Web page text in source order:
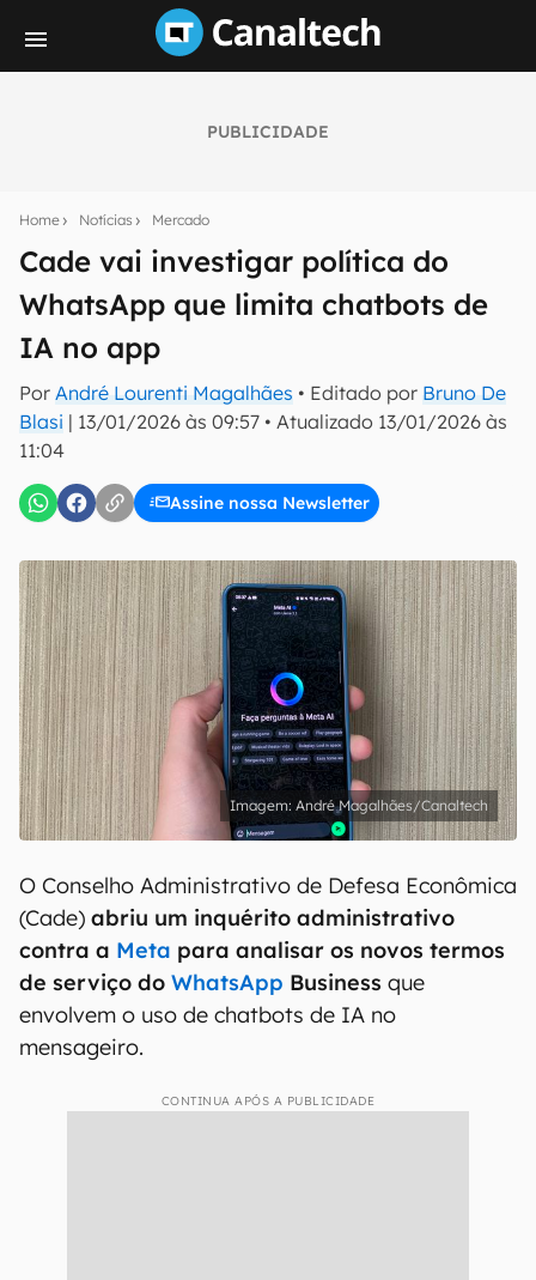
PUBLICIDADE
Home Notícias Mercado
Cade vai investigar política do
WhatsApp que limita chatbots de
IA no app
Por André Lourenti Magalhães • Editado por Bruno De
Blasi | 13/01/2026 às 09:57 • Atualizado 13/01/2026 às
11:04
Assine nossa Newsletter
notícias e reviews sobre tecnologia em primeira
mão.
E-mail
inscreva-se
Uso e Política de Privacidade do Canaltech.
André Magalhães/Canaltech
O Conselho Administrativo de Defesa Econômica
(Cade) abriu um inquérito administrativo
contra a Meta para analisar os novos termos
de serviço do WhatsApp Business que
envolvem o uso de chatbots de IA no
mensageiro.
CONTINUA APÓS A PUBLICIDADE